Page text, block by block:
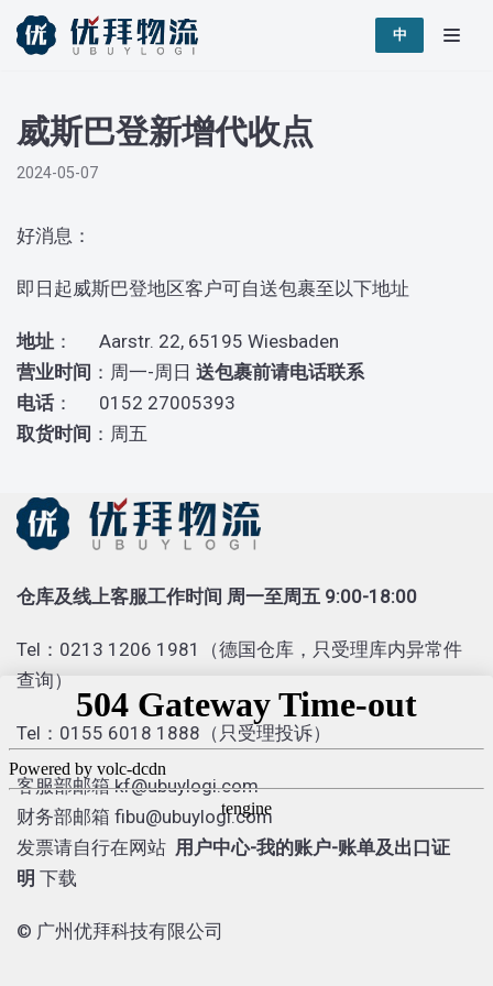
跳
至
文
中
威斯巴登新增代收点
2024-05-07
好消息：
即日起威斯巴登地区客户可自送包裹至以下地址
地址 ： Aarstr. 22, 65195 Wiesbaden
营业时间 ：周一-周日 送包裹前请电话联系
电话： 0152 27005393
取货时间 ：周五
仓库及线上客服工作时间 周一至周五 9:00-18:00
Tel：0213 1206 1981（德国仓库，只受理库内异常件
查询）
Tel：0155 6018 1888（只受理投诉）
客服部邮箱 kf@ubuylogi.com
财务部邮箱 fibu@ubuylogi.com
发票请自行在网站 用户中心-我的账户-账单及出口证
明 下载
© 广州优拜科技有限公司